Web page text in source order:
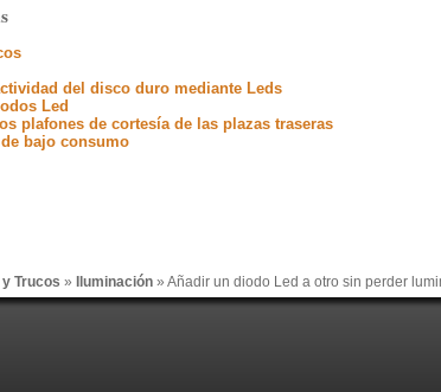
del disco duro mediante Leds
Led
plafones de cortesía de las plazas traseras
bajo consumo
Trucos » Iluminación» Añadir un diodo Led a otro sin perder